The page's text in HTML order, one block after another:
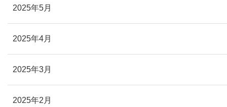
2025年5月
2025年4月
2025年3月
2025年2月